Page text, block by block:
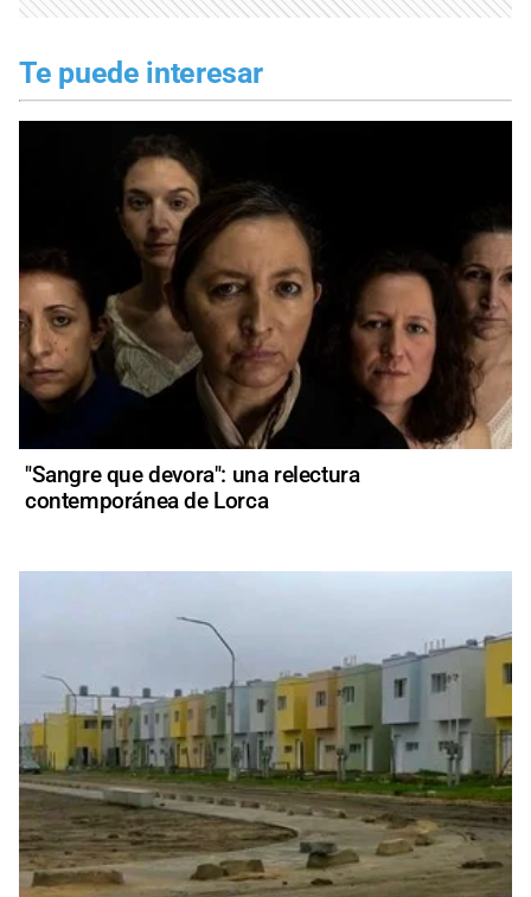
Te puede interesar
"Sangre que devora": una relectura
contemporánea de Lorca